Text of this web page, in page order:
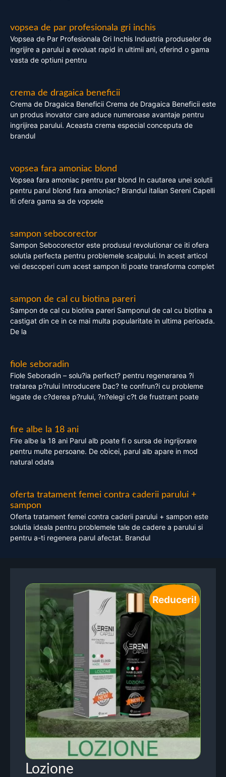
vopsea de par profesionala gri inchis
Vopsea de Par Profesionala Gri Inchis Industria produselor de
ingrijire a parului a evoluat rapid in ultimii ani, oferind o gama
vasta de optiuni pentru
crema de dragaica beneficii
Crema de Dragaica Beneficii Crema de Dragaica Beneficii este
un produs inovator care aduce numeroase avantaje pentru
ingrijirea parului. Aceasta crema especial conceputa de
brandul
vopsea fara amoniac blond
Vopsea fara amoniac pentru par blond In cautarea unei solutii
pentru parul blond fara amoniac? Brandul italian Sereni Capelli
iti ofera gama sa de vopsele
sampon sebocorector
Sampon Sebocorector este produsul revolutionar ce iti ofera
solutia perfecta pentru problemele scalpului. In acest articol
vei descoperi cum acest sampon iti poate transforma complet
sampon de cal cu biotina pareri
Sampon de cal cu biotina pareri Samponul de cal cu biotina a
castigat din ce in ce mai multa popularitate in ultima perioada.
De la
fiole seboradin
Fiole Seboradin – solu?ia perfect? pentru regenerarea ?i
tratarea p?rului Introducere Dac? te confrun?i cu probleme
legate de c?derea p?rului, ?n?elegi c?t de frustrant poate
fire albe la 18 ani
Fire albe la 18 ani Parul alb poate fi o sursa de ingrijorare
pentru multe persoane. De obicei, parul alb apare in mod
natural odata
oferta tratament femei contra caderii parului +
sampon
Oferta tratament femei contra caderii parului + sampon este
solutia ideala pentru problemele tale de cadere a parului si
pentru a-ti regenera parul afectat. Brandul
Reduceri!
Lozione